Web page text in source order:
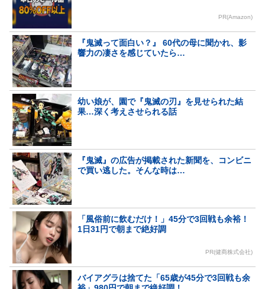
PR(Amazon)
『鬼滅って面白い？』 60代の母に聞かれ、影
響力の凄さを感じていたら…
幼い娘が、園で『鬼滅の刃』を見せられた結
果…深く考えさせられる話
『鬼滅』の広告が掲載された新聞を、コンビニ
で買い逃した。そんな時は…
「風俗前に飲むだけ！」45分で3回戦も余裕！
1日31円で朝まで絶好調
PR(健商株式会社)
バイアグラは捨てた「65歳が45分で3回戦も余